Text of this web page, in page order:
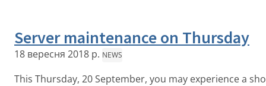
Server maintenance on Thursday
18 вересня 2018 р. NEWS
This Thursday, 20 September, you may experience a